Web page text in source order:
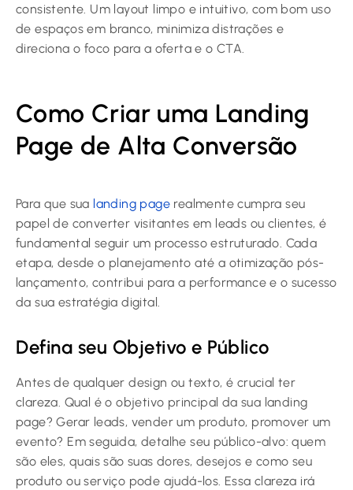
consistente. Um layout limpo e intuitivo, com bom uso
de espaços em branco, minimiza distrações e
direciona o foco para a oferta e o CTA.
Como Criar uma Landing
Page de Alta Conversão
Para que sua landing page realmente cumpra seu
papel de converter visitantes em leads ou clientes, é
fundamental seguir um processo estruturado. Cada
etapa, desde o planejamento até a otimização pós-
lançamento, contribui para a performance e o sucesso
da sua estratégia digital.
Defina seu Objetivo e Público
Antes de qualquer design ou texto, é crucial ter
clareza. Qual é o objetivo principal da sua landing
page? Gerar leads, vender um produto, promover um
evento? Em seguida, detalhe seu público-alvo: quem
são eles, quais são suas dores, desejos e como seu
produto ou serviço pode ajudá-los. Essa clareza irá